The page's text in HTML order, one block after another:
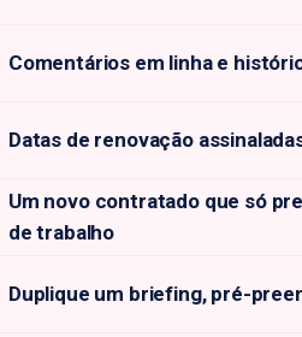
Comentários em linha e
Datas de renovação
Um novo contratado que só
de trabalho
Duplique um briefing, pré-